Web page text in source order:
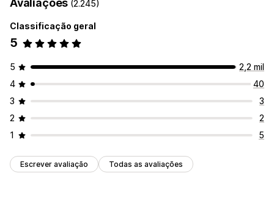
Avaliações (2.245)
Classificação geral
5
5
2,2 mil
4
40
3
3
2
2
1
5
Escrever avaliação Todas as avaliações